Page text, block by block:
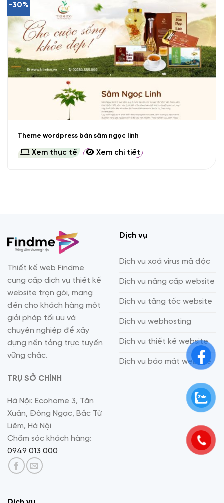
-30%
Theme wordpress bán sâm ngọc linh
Xem thực tế Xem chi tiết
Thiết kế web Findme
cung cấp dịch vụ thiết kế
website trọn gói, mang
đến cho khách hàng một
giải pháp tối ưu và
chuyên nghiệp để xây
dựng nền tảng trực tuyến
vững chắc.
TRỤ SỞ CHÍNH
Hà Nội: Ecohome 3, Tân
Xuân, Đông Ngạc, Bắc Từ
Liêm, Hà Nội
Chăm sóc khách hàng:
0949 013 000
Dịch vụ
Dịch vụ xoá virus mã độc
Dịch vụ nâng cấp website
Dịch vụ tăng tốc website
Dịch vụ webhosting
Dịch vụ thiết kế website
Dịch vụ bảo mật website